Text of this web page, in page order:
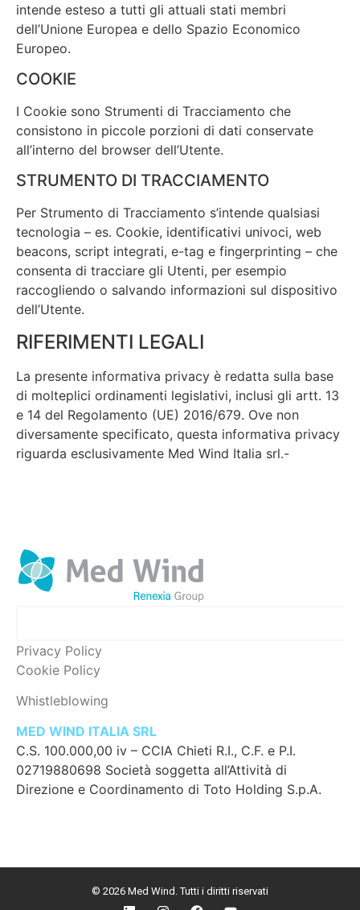
intende esteso a tutti gli attuali stati membri
dell’Unione Europea e dello Spazio Economico
Europeo.
COOKIE
I Cookie sono Strumenti di Tracciamento che
consistono in piccole porzioni di dati conservate
all’interno del browser dell’Utente.
STRUMENTO DI TRACCIAMENTO
Per Strumento di Tracciamento s’intende qualsiasi
tecnologia – es. Cookie, identificativi univoci, web
beacons, script integrati, e-tag e fingerprinting – che
consenta di tracciare gli Utenti, per esempio
raccogliendo o salvando informazioni sul dispositivo
dell’Utente.
RIFERIMENTI LEGALI
La presente informativa privacy è redatta sulla base
di molteplici ordinamenti legislativi, inclusi gli artt. 13
e 14 del Regolamento (UE) 2016/679. Ove non
diversamente specificato, questa informativa privacy
riguarda esclusivamente Med Wind Italia srl.-
Privacy Policy
Cookie Policy
Whistleblowing
MED WIND ITALIA SRL
C.S. 100.000,00 iv – CCIA Chieti R.I., C.F. e P.I.
02719880698 Società soggetta all’Attività di
Direzione e Coordinamento di Toto Holding S.p.A.
© 2026 Med Wind. Tutti i diritti riservati